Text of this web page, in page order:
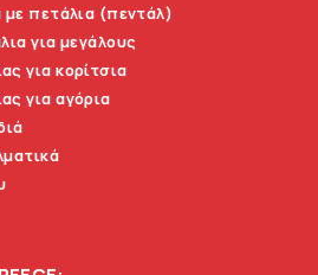
με πετάλια (πεντάλ)
για μεγάλους
για κορίτσια
για αγόρια